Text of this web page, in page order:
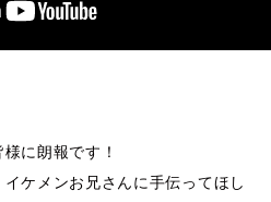
に朗報です！
イケメンお兄さんに手伝ってほし